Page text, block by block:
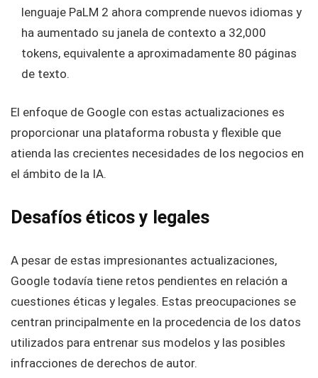
lenguaje PaLM 2 ahora comprende nuevos idiomas y
ha aumentado su janela de contexto a 32,000
tokens, equivalente a aproximadamente 80 páginas
de texto.
El enfoque de Google con estas actualizaciones es
proporcionar una plataforma robusta y flexible que
atienda las crecientes necesidades de los negocios en
el ámbito de la IA.
Desafíos éticos y legales
A pesar de estas impresionantes actualizaciones,
Google todavía tiene retos pendientes en relación a
cuestiones éticas y legales. Estas preocupaciones se
centran principalmente en la procedencia de los datos
utilizados para entrenar sus modelos y las posibles
infracciones de derechos de autor.